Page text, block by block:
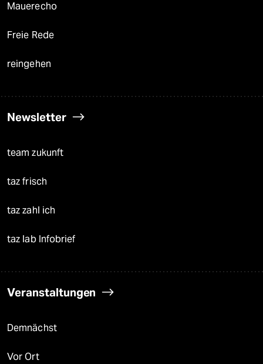
Mauerecho
Freie Rede
reingehen
Newsletter
team zukunft
taz frisch
taz zahl ich
taz lab Infobrief
Veranstaltungen
Demnächst
Vor Ort